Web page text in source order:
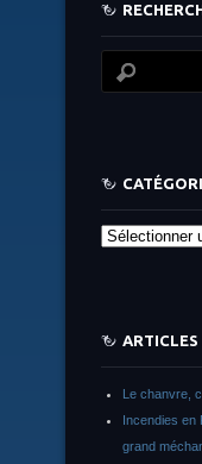
Catégories
ARTICLES
Le chanvre,
Incendies en
grand